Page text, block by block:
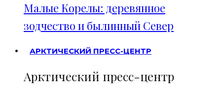
Малые Корелы: деревянное
зодчество и былинный Север
АРКТИЧЕСКИЙ ПРЕСС-ЦЕНТР
Арктический пресс-центр